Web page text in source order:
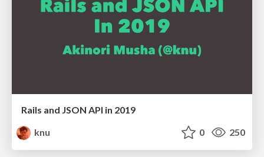
Rails and JSON API in 2019
knu
0 250